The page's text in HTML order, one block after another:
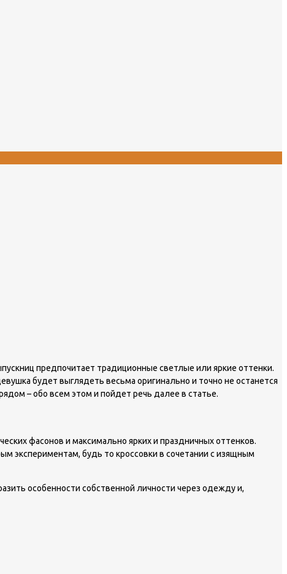
предпочитает традиционные светлые или яркие оттенки.
будет выглядеть весьма оригинально и точно не останется
– обо всем этом и пойдет речь далее в статье.
фасонов и максимально ярких и праздничных оттенков.
экспериментам, будь то кроссовки в сочетании с изящным
особенности собственной личности через одежду и,